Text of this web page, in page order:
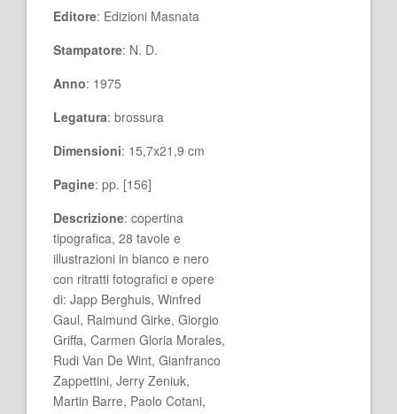
Editore: Edizioni Masnata
Stampatore: N. D.
Anno: 1975
Legatura: brossura
Dimensioni: 15,7x21,9 cm
Pagine: pp. [156]
Descrizione: copertina
tipografica, 28 tavole e
illustrazioni in bianco e nero
con ritratti fotografici e opere
di: Japp Berghuis, Winfred
Gaul, Raimund Girke, Giorgio
Griffa, Carmen Gloria Morales,
Rudi Van De Wint, Gianfranco
Zappettini, Jerry Zeniuk,
Martin Barre, Paolo Cotani,